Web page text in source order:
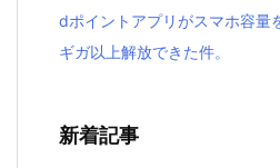
dポイントアプリがスマホ容量
ギガ以上解放できた件。
新着記事